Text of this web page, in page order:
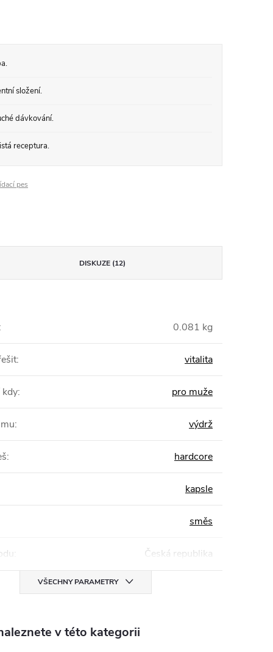
složení.
dávkování.
receptura.
pes
DISKUZE (12)
0.081 kg
: vitalita
kdy: pro muže
: výdrž
: hardcore
kapsle
směs
: Česká republika
VŠECHNY PARAMETRY
v této kategorii